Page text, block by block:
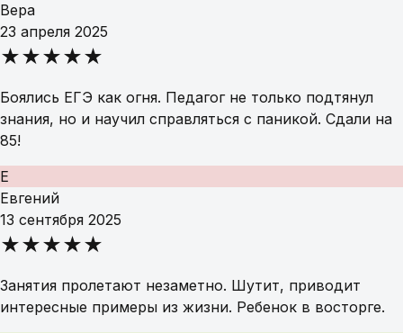
Вера
23 апреля 2025
★★★★★
Боялись ЕГЭ как огня. Педагог не только подтянул
знания, но и научил справляться с паникой. Сдали на
85!
Е
Евгений
13 сентября 2025
★★★★★
Занятия пролетают незаметно. Шутит, приводит
интересные примеры из жизни. Ребенок в восторге.